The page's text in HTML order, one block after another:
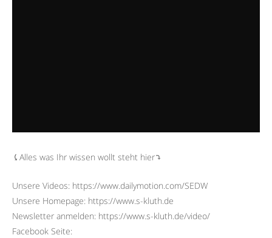
⤹Alles was Ihr wissen wollt steht hier⤵︎
Unsere Videos: https://www.dailymotion.com/SEDW
Unsere Homepage: https://www.s-kluth.de
Newsletter anmelden: https://www.s-kluth.de/video/
Facebook Seite: